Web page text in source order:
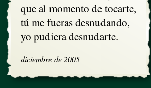
que al momento de tocarte,
tú me fueras desnudando,
yo pudiera desnudarte.
diciembre de 2005